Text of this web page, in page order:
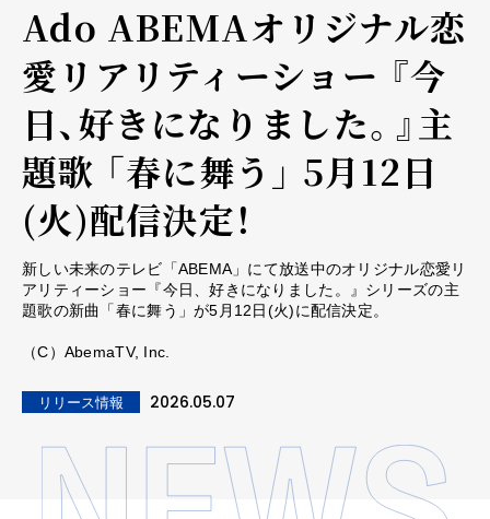
Ado ABEMAオリジナル恋
愛リアリティーショー 『今
日、好きになりました。』主
題歌 「春に舞う」 5月12日
(火)配信決定！
新しい未来のテレビ「ABEMA」にて放送中のオリジナル恋愛リ
アリティーショー『今日、好きになりました。』シリーズの主
題歌の新曲「春に舞う」が5月12日(火)に配信決定。
（C）AbemaTV, Inc.
リリース情報 2026.05.07